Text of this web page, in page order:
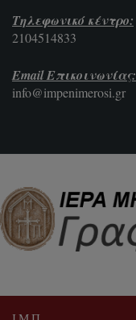
Τηλεφωνικό κέντρο:
2104514833
Email Επικοινωνίας:
info@impenimerosi.gr